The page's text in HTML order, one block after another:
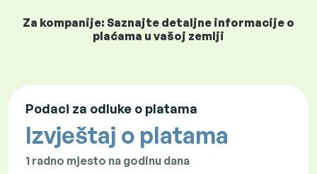
Za kompanije: Saznajte detaljne informacije o
plaćama u vašoj zemlji
Podaci za odluke o platama
Izvještaj o platama
1 radno mjesto na godinu dana